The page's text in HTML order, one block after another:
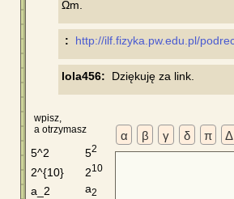
: http://ilf.fizyka.pw.edu.pl/
lola456:
α β γ δ π Δ
wpisz,
a otrzymasz
5^2 52
2^{10} 210
a_2 a2